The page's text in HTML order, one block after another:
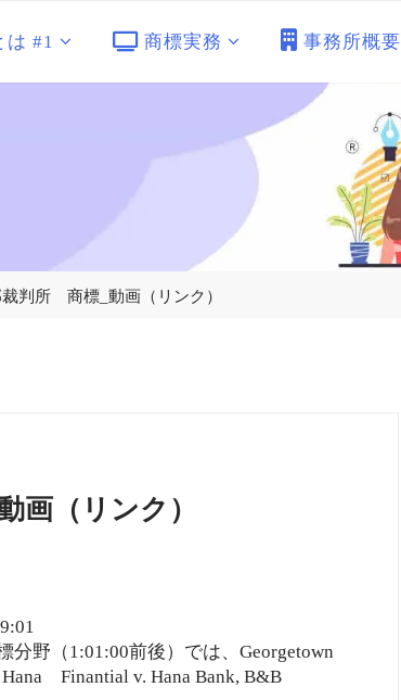
は #1 商標実務 事務所概要
判所 商標_動画（リンク）
（リンク）
野（1:01:00前後）では、Georgetown
Finantial v. Hana Bank, B&B